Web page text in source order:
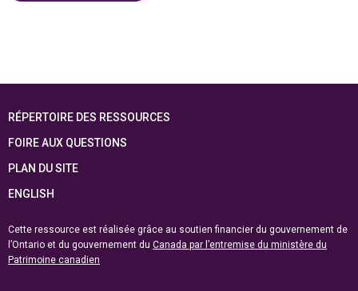
RÉPERTOIRE DES RESSOURCES
FOIRE AUX QUESTIONS
PLAN DU SITE
ENGLISH
Cette ressource est réalisée grâce au soutien financier du gouvernement de
l’Ontario et du gouvernement du Canada par l’entremise du ministère du
Patrimoine canadien